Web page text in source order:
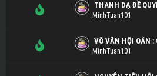
THANH DẠ ĐỀ
MinhTuan101
VÕ VĂN HỘI OÁN :
MinhTuan101